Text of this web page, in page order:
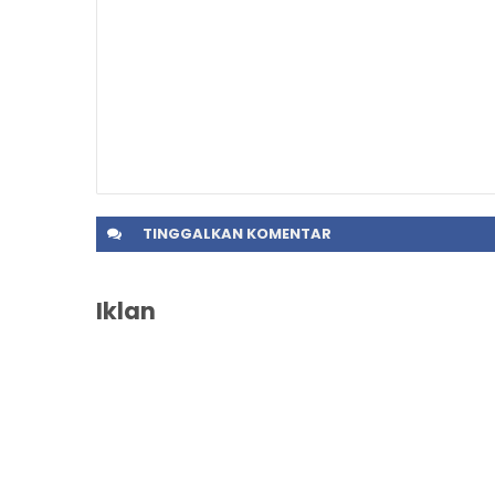
TINGGALKAN KOMENTAR
Iklan